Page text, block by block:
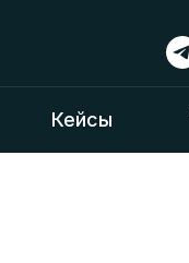
Кейсы